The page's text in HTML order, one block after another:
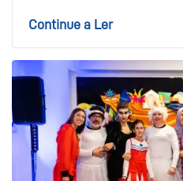
Continue a Ler